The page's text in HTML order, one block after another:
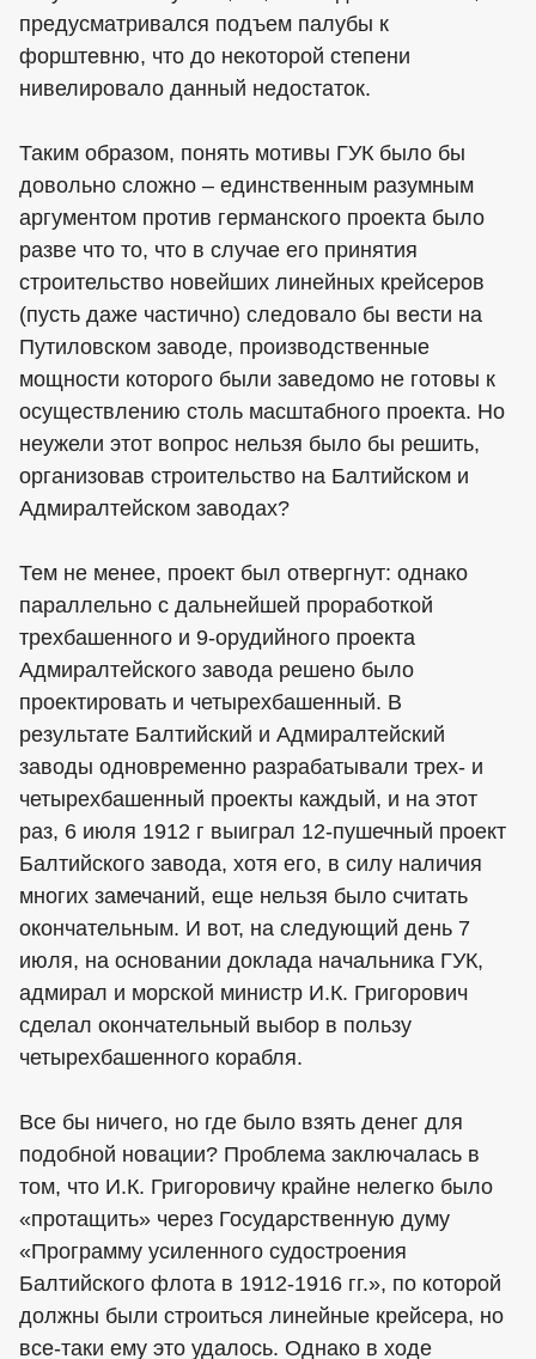
предусматривался подъем палубы к
форштевню, что до некоторой степени
нивелировало данный недостаток.
Таким образом, понять мотивы ГУК было бы
довольно сложно – единственным разумным
аргументом против германского проекта было
разве что то, что в случае его принятия
строительство новейших линейных крейсеров
(пусть даже частично) следовало бы вести на
Путиловском заводе, производственные
мощности которого были заведомо не готовы к
осуществлению столь масштабного проекта. Но
неужели этот вопрос нельзя было бы решить,
организовав строительство на Балтийском и
Адмиралтейском заводах?
Тем не менее, проект был отвергнут: однако
параллельно с дальнейшей проработкой
трехбашенного и 9-орудийного проекта
Адмиралтейского завода решено было
проектировать и четырехбашенный. В
результате Балтийский и Адмиралтейский
заводы одновременно разрабатывали трех- и
четырехбашенный проекты каждый, и на этот
раз, 6 июля 1912 г выиграл 12-пушечный проект
Балтийского завода, хотя его, в силу наличия
многих замечаний, еще нельзя было считать
окончательным. И вот, на следующий день 7
июля, на основании доклада начальника ГУК,
адмирал и морской министр И.К. Григорович
сделал окончательный выбор в пользу
четырехбашенного корабля.
Все бы ничего, но где было взять денег для
подобной новации? Проблема заключалась в
том, что И.К. Григоровичу крайне нелегко было
«протащить» через Государственную думу
«Программу усиленного судостроения
Балтийского флота в 1912-1916 гг.», по которой
должны были строиться линейные крейсера, но
все-таки ему это удалось. Однако в ходе